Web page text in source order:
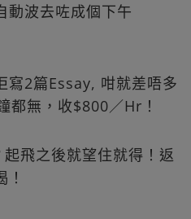
動波去咗成個下午
寫2篇Essay, 咁就差唔多
都無，收$800／Hr！
飛之後就望住就得！返